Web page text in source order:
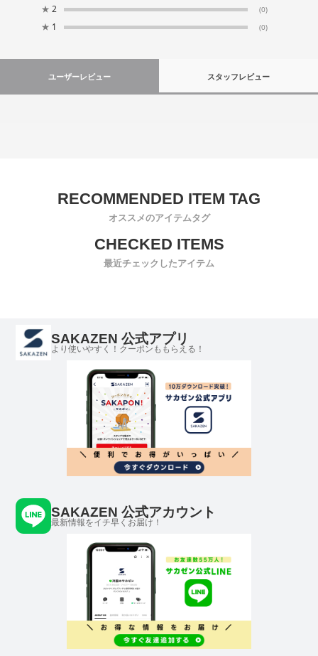
★ 2 (0)
★ 1 (0)
ユーザーレビュー スタッフレビュー
オススメのアイテムタグ
最近チェックしたアイテム
SAKAZEN 公式アプリ
より使いやすく！クーポンももらえる！
SAKAZEN 公式アカウント
最新情報をイチ早くお届け！